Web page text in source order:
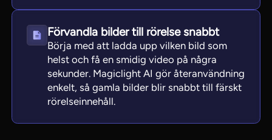
Förvandla bilder till rörelse snabbt
Börja med att ladda upp vilken bild som
helst och få en smidig video på några
sekunder. Magiclight AI gör återanvändning
enkelt, så gamla bilder blir snabbt till färskt
rörelseinnehåll.